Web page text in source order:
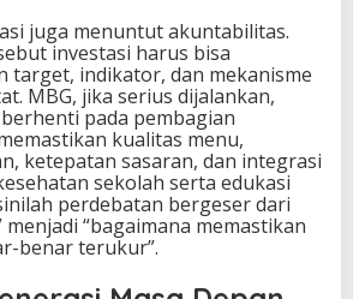
juga menuntut akuntabilitas.
investasi harus bisa
target, indikator, dan mekanisme
MBG, jika serius dijalankan,
pada pembagian
kualitas menu,
ketepatan sasaran, dan integrasi
sekolah serta edukasi
perdebatan bergeser dari
menjadi “bagaimana memastikan
benar terukur”.